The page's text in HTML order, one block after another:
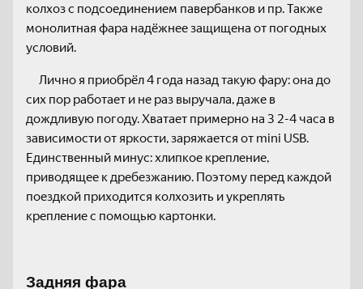
колхоз с подсоединением павербанков и пр. Также
монолитная фара надёжнее защищена от погодных
условий.
Лично я приобрёл 4 года назад такую фару: она до
сих пор работает и не раз выручала, даже в
дождливую погоду. Хватает примерно на 3 2-4 часа в
зависимости от яркости, заряжается от mini USB.
Единственный минус: хлипкое крепление,
приводящее к дребезжанию. Поэтому перед каждой
поездкой приходится колхозить и укреплять
крепление с помощью картонки.
Задняя фара